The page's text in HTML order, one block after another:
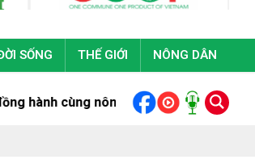
SỐNG THẾ GIỚI NÔNG DÂN
nông dân Việt Nam kiến tạo nền